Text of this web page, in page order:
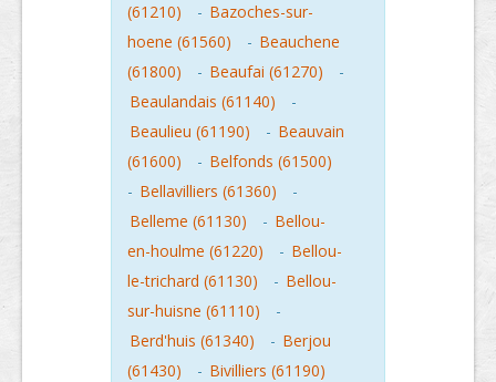
(61210)
- Bazoches-sur-
hoene (61560)
- Beauchene
(61800)
- Beaufai (61270)
-
Beaulandais (61140)
-
Beaulieu (61190)
- Beauvain
(61600)
- Belfonds (61500)
- Bellavilliers (61360)
-
Belleme (61130)
- Bellou-
en-houlme (61220)
- Bellou-
le-trichard (61130)
- Bellou-
sur-huisne (61110)
-
Berd'huis (61340)
- Berjou
(61430)
- Bivilliers (61190)